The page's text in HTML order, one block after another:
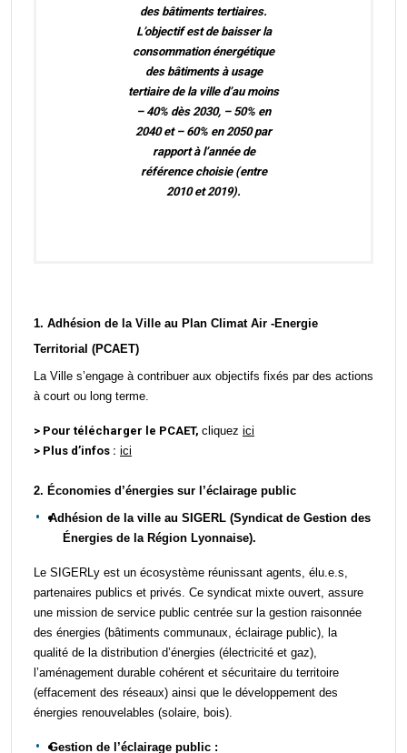
des bâtiments tertiaires.
L’objectif est de baisser la
consommation énergétique
des bâtiments à usage
tertiaire de la ville d’au moins
– 40% dès 2030, – 50% en
2040 et – 60% en 2050 par
rapport à l’année de
référence choisie (entre
2010 et 2019).
1. Adhésion de la Ville au Plan Climat Air -Energie
Territorial (PCAET)
La Ville s’engage à contribuer aux objectifs fixés par des actions
à court ou long terme.
> Pour télécharger le PCAET, cliquez ici
> Plus d’infos : ici
2. Économies d’énergies sur l’éclairage public
Adhésion de la ville au SIGERL (Syndicat de Gestion des
Énergies de la Région Lyonnaise).
Le SIGERLy est un écosystème réunissant agents, élu.e.s,
partenaires publics et privés. Ce syndicat mixte ouvert, assure
une mission de service public centrée sur la gestion raisonnée
des énergies (bâtiments communaux, éclairage public), la
qualité de la distribution d’énergies (électricité et gaz),
l’aménagement durable cohérent et sécuritaire du territoire
(effacement des réseaux) ainsi que le développement des
énergies renouvelables (solaire, bois).
Gestion de l’éclairage public :